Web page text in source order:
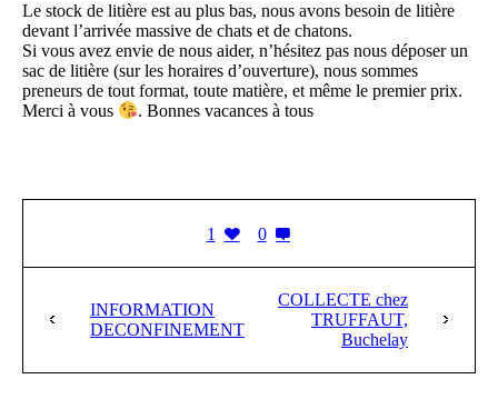
Le stock de litière est au plus bas, nous avons besoin de litière
devant l’arrivée massive de chats et de chatons.
Si vous avez envie de nous aider, n’hésitez pas nous déposer un
sac de litière (sur les horaires d’ouverture), nous sommes
preneurs de tout format, toute matière, et même le premier prix.
Merci à vous
. Bonnes vacances à tous
1 0
INFORMATION
DECONFINEMENT
COLLECTE chez
TRUFFAUT,
Buchelay